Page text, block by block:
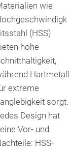
wie
(HSS)
hohe
Hartmetall
extreme
sorgt.
Design hat
Vor- und
HSS-